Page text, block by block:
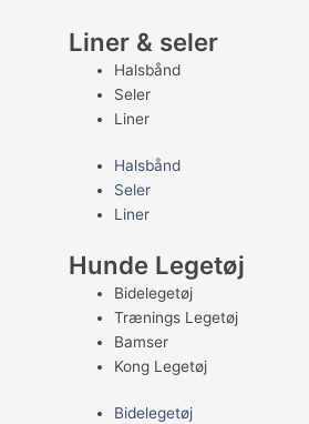
Liner & seler
Halsbånd
Seler
Liner
Halsbånd
Seler
Liner
Hunde Legetøj
Bidelegetøj
Trænings Legetøj
Bamser
Kong Legetøj
Bidelegetøj